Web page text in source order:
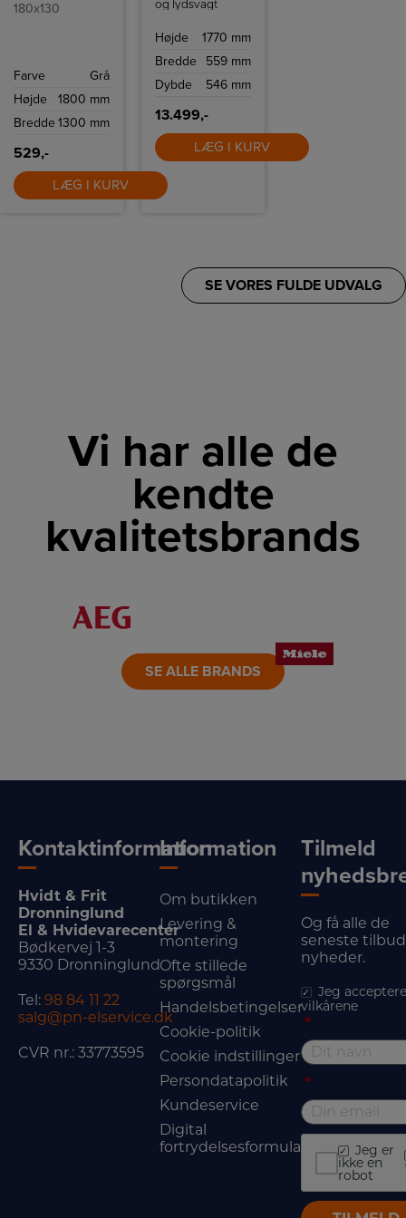
180x130
Farve
Grå
Højde
1800 mm
Bredde 1300 mm
529,-
LÆG I KURV
og lydsvagt
funktioner. Med
PowerCooling og
kompatibilitet
praktisk
anvendelighed
med avanceret
teknologi og høj
brugervenlighed.
Højde
1770 mm
Bredde
559 mm
Dybde
546 mm
13.499,-
LÆG I KURV
SE VORES FULDE UDVALG
Vi har alle de
kendte
kvalitetsbrands
LINK
SE ALLE BRANDS
Kontaktinformation
Hvidt & Frit
Dronninglund
El & Hvidevarecenter
Bødkervej 1-3
9330 Dronninglund
Tel: 98 84 11 22
salg@pn-elservice.dk
CVR nr.: 33773595
Information
Om butikken
Levering &
montering
Ofte stillede
spørgsmål
Handelsbetingelser
Cookie-politik
Cookie indstillinger
Persondatapolitik
Kundeservice
Digital
fortrydelsesformular
Tilmeld
Og få alle de
seneste
nyheder.
Jeg
vilkårene
*
*
Jeg er
ikke en
robot